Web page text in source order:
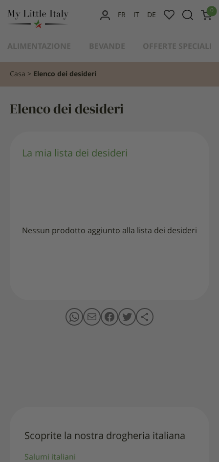
ALIMENTAZIONE BEVANDE OFFERTE SPECIALI
ACCOUNT
FR DE
0
Casa Elenco dei desideri
Elenco dei desideri
La mia lista dei desideri
Nessun prodotto aggiunto alla lista dei desideri
Scoprite la nostra drogheria italiana
Salumi italiani